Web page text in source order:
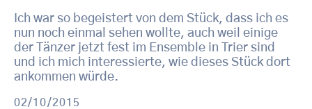
Ich war so begeistert von dem Stück, dass ich es
nun noch einmal sehen wollte, auch weil einige
der Tänzer jetzt fest im Ensemble in Trier sind
und ich mich interessierte, wie dieses Stück dort
ankommen würde.
02/10/2015